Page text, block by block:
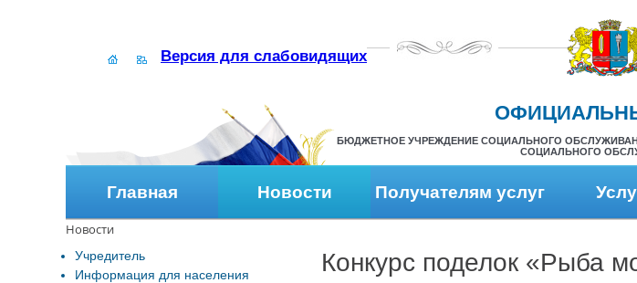
Версия для слабовидящих
БЮДЖЕТНОЕ УЧРЕЖДЕНИЕ СОЦИАЛЬНОГО
СОЦИАЛЬНОГО
Главная Новости Получателям услуг
Новости
Конкурс поделок «Рыба
Учредитель
Информация для населения